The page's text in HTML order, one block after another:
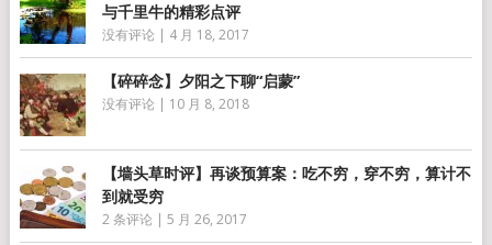
与千里牛的精彩点评
没有评论 | 4 月 18, 2017
【碎碎念】夕阳之下聊“启蒙”
没有评论 | 10 月 8, 2018
【墙头草时评】再谈预算案：吃不穷，穿不穷，算计不
到就受穷
2 条评论 | 5 月 26, 2017